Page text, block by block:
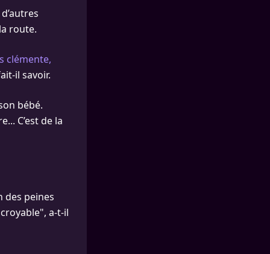
route.
clémente,
il savoir.
bébé.
C’est de la
des peines
a-t-il